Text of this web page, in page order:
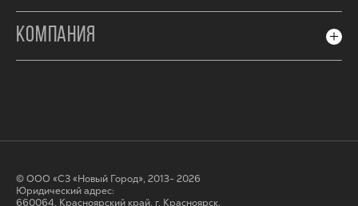
КОМПАНИЯ
© ООО «СЗ «Новый Город», 2013- 2026
Юридический адрес:
660064, Красноярский край, г. Красноярск,